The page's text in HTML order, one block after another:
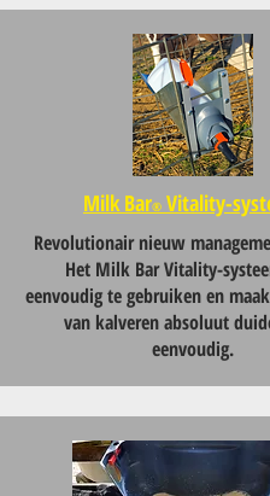
Milk Bar® Vitality-
Revolutionair nieuw
Het Milk Bar Vitality-
eenvoudig te gebruiken en
van kalveren absoluut
eenvoudig.